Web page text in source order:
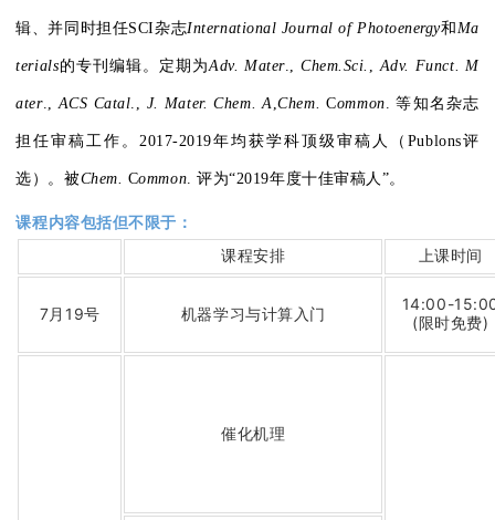
辑、并同时担任SCI杂志International Journal of Photoenergy和 Ma
terials的专刊编辑。定期为Adv. Mater.,Chem.Sci. Adv. Funct. M
ater., ACS Catal J. Mater. Chem. A ,Chem.Common .等知名杂志
担任审稿工作。2017-2019年均获学科顶级审稿人 （Publons评
选 ）。 被Chem. Common .评为“2019年度十佳审稿人”。
课程内容包括但不限于：
课程安排 上课时间
7月19号 机器学习与计算入门
14:00-
(限时免费)
催化机理